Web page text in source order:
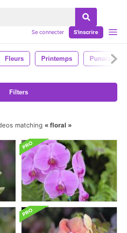
Se connecter S'inscrire
Fleurs Printemps Punaise
Filters
matching
floral